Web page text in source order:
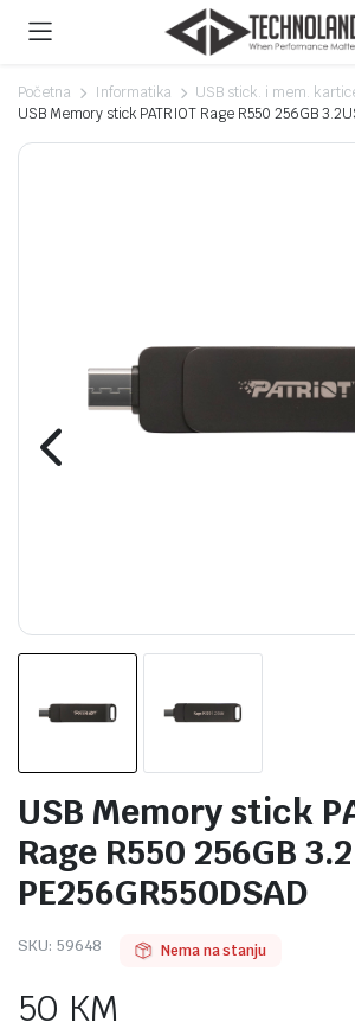
Početna Informatika USB stick. i mem.
USB Memory stick PATRIOT Rage R550 256GB
USB Memory stick
Rage R550 256GB
PE256GR550DSAD
SKU: 59648 Nema na stanju
50 KM